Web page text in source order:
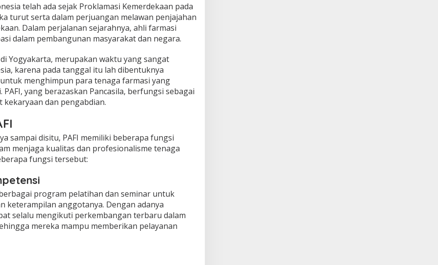
telah ada sejak Proklamasi Kemerdekaan pada
turut serta dalam perjuangan melawan penjajahan
Dalam perjalanan sejarahnya, ahli farmasi
dalam pembangunan masyarakat dan negara.
Yogyakarta, merupakan waktu yang sangat
karena pada tanggal itu lah dibentuknya
menghimpun para tenaga farmasi yang
yang berazaskan Pancasila, berfungsi sebagai
dan pengabdian.
sampai disitu, PAFI memiliki beberapa fungsi
menjaga kualitas dan profesionalisme tenaga
fungsi tersebut:
program pelatihan dan seminar untuk
keterampilan anggotanya. Dengan adanya
selalu mengikuti perkembangan terbaru dalam
mereka mampu memberikan pelayanan